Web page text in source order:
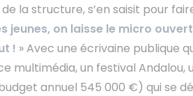
la structure, s’en saisit pour
on laisse le micro
! » Avec une écrivaine publique
multimédia, un festival
annuel 545 000 €) qui se